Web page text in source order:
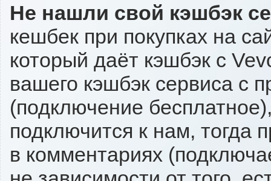
Не нашли свой кэшбэк
кешбек при покупках на
который даёт кэшбэк с
вашего кэшбэк сервиса с
(подключение
подключится к нам, тогда
в комментариях